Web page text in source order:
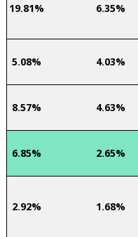
6.35%
19.81%
4.03%
5.08%
4.63%
8.57%
2.65%
6.85%
1.68%
2.92%